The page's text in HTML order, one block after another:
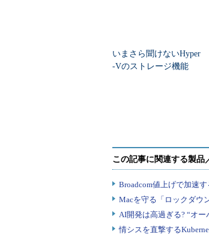
いまさら聞けないHyper
-Vのストレージ機能